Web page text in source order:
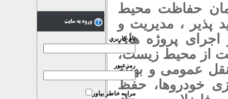
حفاظت محیط
پذیر ، مدیریت و
اجرای پروژه های
از محیط زیست،
عمومی و بهینه
خودروها، حفظ
نام کاربري
رمزعبور
مرا به خاطر بياور